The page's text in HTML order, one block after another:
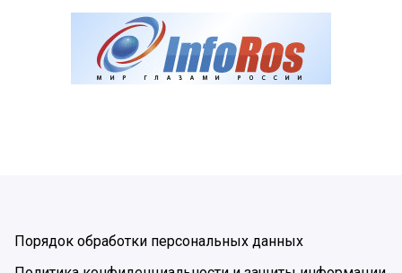
Порядок обработки персональных данных